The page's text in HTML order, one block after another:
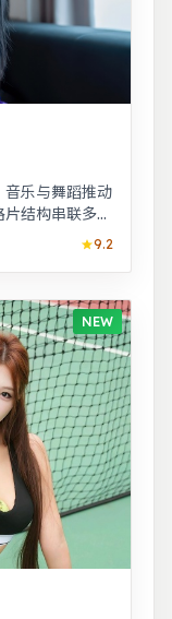
乐与舞蹈推动
结构串联多段
9.2
NEW